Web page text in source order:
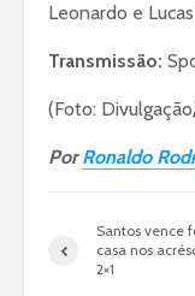
Leonardo e
Transmissão:
(Foto:
PorRonaldo
Santos vence
casa nos
2×1